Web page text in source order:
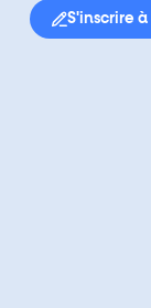
S'inscrire